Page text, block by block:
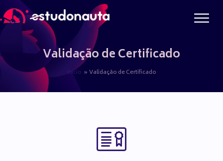
para
conteúdoValidação de Certificado
Início Validação de Certificado